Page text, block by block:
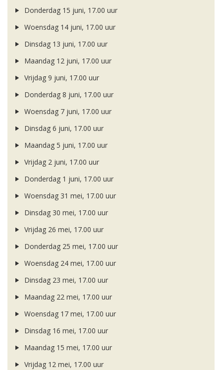
Donderdag 15 juni, 17.00 uur
Woensdag 14 juni, 17.00 uur
Dinsdag 13 juni, 17.00 uur
Maandag 12 juni, 17.00 uur
Vrijdag 9 juni, 17.00 uur
Donderdag 8 juni, 17.00 uur
Woensdag 7 juni, 17.00 uur
Dinsdag 6 juni, 17.00 uur
Maandag 5 juni, 17.00 uur
Vrijdag 2 juni, 17.00 uur
Donderdag 1 juni, 17.00 uur
Woensdag 31 mei, 17.00 uur
Dinsdag 30 mei, 17.00 uur
Vrijdag 26 mei, 17.00 uur
Donderdag 25 mei, 17.00 uur
Woensdag 24 mei, 17.00 uur
Dinsdag 23 mei, 17.00 uur
Maandag 22 mei, 17.00 uur
Woensdag 17 mei, 17.00 uur
Dinsdag 16 mei, 17.00 uur
Maandag 15 mei, 17.00 uur
Vrijdag 12 mei, 17.00 uur